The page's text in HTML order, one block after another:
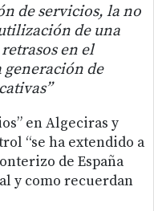
de servicios, la no
de una
en el
generación de
en Algeciras y
“se ha extendido a
de España
y como recuerdan